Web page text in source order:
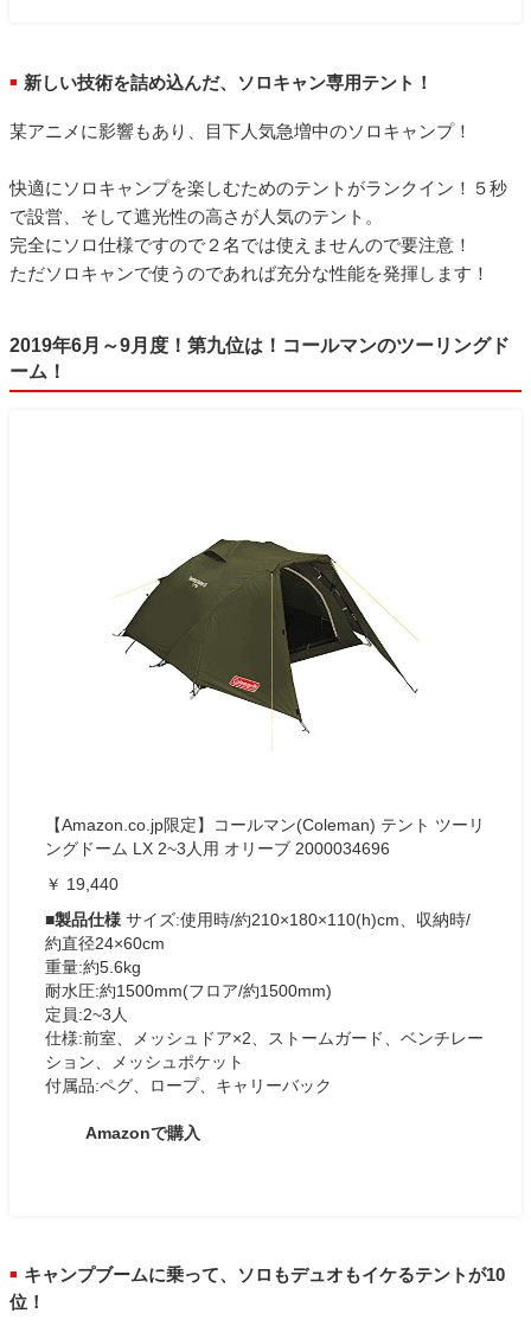
■ 新しい技術を詰め込んだ、ソロキャン専用テント！
某アニメに影響もあり、目下人気急増中のソロキャンプ！
快適にソロキャンプを楽しむためのテントがランクイン！５秒
で設営、そして遮光性の高さが人気のテント。
完全にソロ仕様ですので２名では使えませんので要注意！
ただソロキャンで使うのであれば充分な性能を発揮します！
2019年6月～9月度！第九位は！コールマンのツーリングド
ーム！
【Amazon.co.jp限定】コールマン(Coleman) テント ツーリ
ングドーム LX 2~3人用 オリーブ 2000034696
￥ 19,440
■製品仕様 サイズ:使用時/約210×180×110(h)cm、収納時/
約直径24×60cm
重量:約5.6kg
耐水圧:約1500mm(フロア/約1500mm)
定員:2~3人
仕様:前室、メッシュドア×2、ストームガード、ベンチレー
ション、メッシュポケット
付属品:ペグ、ロープ、キャリーバック
Amazonで購入
■ キャンプブームに乗って、ソロもデュオもイケるテントが10
位！